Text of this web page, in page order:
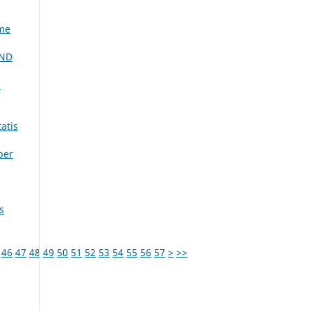
46 47 48 49 50 51 52 53 54 55 56 57 > >>